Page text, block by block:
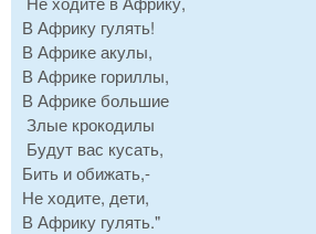
В Африку гулять!
В Африке акулы,
В Африке гориллы,
В Африке большие
Злые крокодилы
Будут вас кусать,
Бить и обижать,-
Не ходите, дети,
В Африку гулять."